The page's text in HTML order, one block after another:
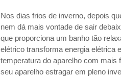
Nos dias frios de inverno, depois
nem dá mais vontade de sair
que proporciona um banho tão
elétrico transforma energia elétrica
temperatura do aparelho com mais
seu aparelho estragar em pleno